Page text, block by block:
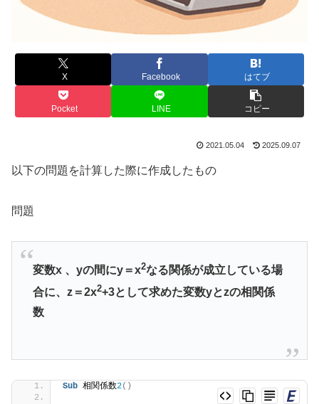
X Facebook はてブ
Pocket LINE コピー
2021.05.04 2025.09.07
以下の問題を計算した際に作成したもの
問題
変数x 、yの間にy＝x2なる関係が成立している場
合に、z＝2x2+3として求めた変数yとzの相関係
数
Sub 相関係数2()